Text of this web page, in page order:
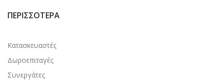
ΠΕΡΙΣΣΌΤΕΡΑ
Κατασκευαστές
Δωροεπιταγές
Συνεργάτες